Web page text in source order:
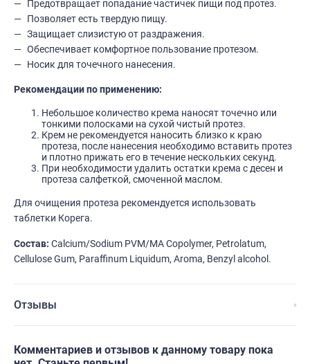
Предотвращает попадание частичек пищи под протез.
Позволяет есть твердую пищу.
Защищает слизистую от раздражения.
Обеспечивает комфортное пользование протезом.
Носик для точечного нанесения.
Рекомендации по применению:
Небольшое количество крема наносят точечно или
тонкими полосками на сухой чистый протез.
Крем не рекомендуется наносить близко к краю
протеза, после нанесения необходимо вставить протез
и плотно прижать его в течение нескольких секунд.
При необходимости удалить остатки крема с десен и
протеза салфеткой, смоченной маслом.
Для очищения протеза рекомендуется использовать
таблетки Корега.
Состав: Calcium/Sodium PVM/MA Copolymer, Petrolatum,
Cellulose Gum, Paraffinum Liquidum, Aroma, Benzyl alcohol.
Отзывы
Комментариев и отзывов к данному товару пока